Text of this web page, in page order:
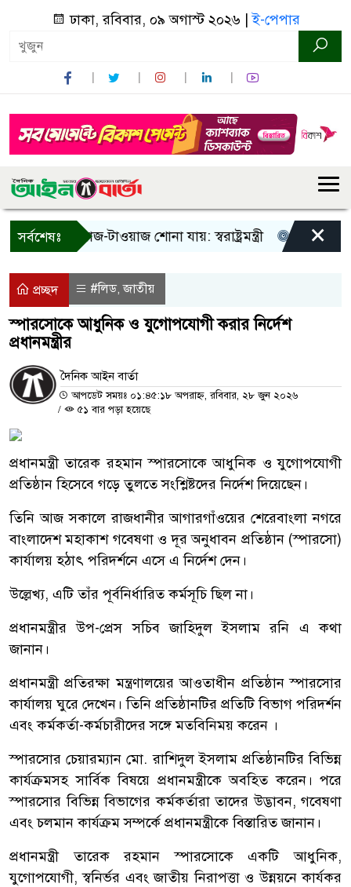
ঢাকা, রবিবার, ০৯ অগাস্ট ২০২৬ |ই-পেপার
সর্বশেষঃ
শুধু আওয়াজ-টাওয়াজ শোনা যায়: স্বরাষ্ট্রমন্ত্রী তিন দিনের
×
প্রচ্ছদ #লিড,জাতীয়
স্পারসোকে আধুনিক ও যুগোপযোগী করার নির্দেশ
প্রধানমন্ত্রীর
দৈনিক আইন বার্তা
আপডেট সময়ঃ ০১:৪৫:১৮ অপরাহ্ন, রবিবার, ২৮ জুন ২০২৬
/
৫১ বার পড়া হয়েছে
প্রধানমন্ত্রী তারেক রহমান স্পারসোকে আধুনিক ও যুগোপযোগী
প্রতিষ্ঠান হিসেবে গড়ে তুলতে সংশ্লিষ্টদের নির্দেশ দিয়েছেন।
তিনি আজ সকালে রাজধানীর আগারগাঁওয়ের শেরেবাংলা নগরে
বাংলাদেশ মহাকাশ গবেষণা ও দূর অনুধাবন প্রতিষ্ঠান (স্পারসো)
কার্যালয় হঠাৎ পরিদর্শনে এসে এ নির্দেশ দেন।
উল্লেখ্য, এটি তাঁর পূর্বনির্ধারিত কর্মসূচি ছিল না।
প্রধানমন্ত্রীর উপ-প্রেস সচিব জাহিদুল ইসলাম রনি এ কথা
জানান।
প্রধানমন্ত্রী প্রতিরক্ষা মন্ত্রণালয়ের আওতাধীন প্রতিষ্ঠান স্পারসোর
কার্যালয় ঘুরে দেখেন। তিনি প্রতিষ্ঠানটির প্রতিটি বিভাগ পরিদর্শন
এবং কর্মকর্তা-কর্মচারীদের সঙ্গে মতবিনিময় করেন ।
স্পারসোর চেয়ারম্যান মো. রাশিদুল ইসলাম প্রতিষ্ঠানটির বিভিন্ন
কার্যক্রমসহ সার্বিক বিষয়ে প্রধানমন্ত্রীকে অবহিত করেন। পরে
স্পারসোর বিভিন্ন বিভাগের কর্মকর্তারা তাদের উদ্ভাবন, গবেষণা
এবং চলমান কার্যক্রম সম্পর্কে প্রধানমন্ত্রীকে বিস্তারিত জানান।
প্রধানমন্ত্রী তারেক রহমান স্পারসোকে একটি আধুনিক,
যুগোপযোগী, স্বনির্ভর এবং জাতীয় নিরাপত্তা ও উন্নয়নে কার্যকর